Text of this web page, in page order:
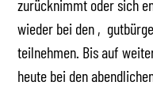
zurücknimmt oder sich
wieder bei den
teilnehmen. Bis auf
heute bei den